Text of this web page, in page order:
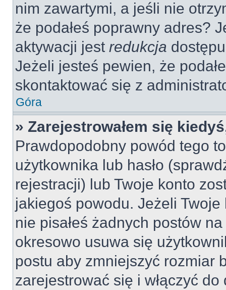
nim zawartymi, a jeśli nie
że podałeś poprawny adres?
aktywacji jest redukcja
Jeżeli jesteś pewien, że
skontaktować się z
Góra
» Zarejestrowałem się
Prawdopodobny powód tego
użytkownika lub hasło
rejestracji) lub Twoje konto
jakiegoś powodu. Jeżeli
nie pisałeś żadnych postów
okresowo usuwa się
postu aby zmniejszyć rozmiar
zarejestrować się i włączyć